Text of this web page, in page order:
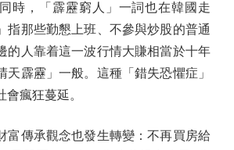
，「霹靂窮人」一詞也在韓國走
指那些勤懇上班、不參與炒股的普通
的人靠着這一波行情大賺相當於十年
天霹靂」一般。這種「錯失恐懼症」
瘋狂蔓延。
傳承觀念也發生轉變：不再買房給